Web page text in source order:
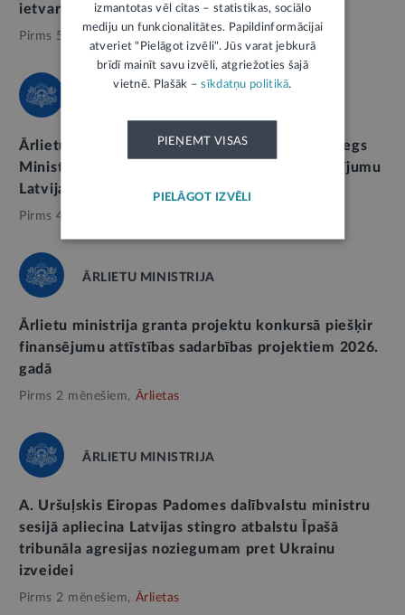
ietvars
Pirms 5 mēnešiem,
Ārlietu ministre diasporas organizācijām pasniegs
Ministru kabineta Atzinības rakstus par ieguldījumu
Latvijas valstiskuma stiprināšanā
Pirms 4 nedēļām,
ĀRLIETU MINISTRIJA
Ārlietu ministrija granta projektu konkursā piešķir
finansējumu attīstības sadarbības projektiem 2026.
gadā
Pirms 2 mēnešiem, Ārlietas
ĀRLIETU MINISTRIJA
A. Uršuļskis Eiropas Padomes dalībvalstu ministru
sesijā apliecina Latvijas stingro atbalstu Īpašā
tribunāla agresijas noziegumam pret Ukrainu
izveidei
Pirms 2 mēnešiem, Ārlietas
izmantotas vēl citas – statistikas, sociālo
mediju un funkcionalitātes. Papildinformācijai
atveriet "Pielāgot izvēli". Jūs varat jebkurā
brīdī mainīt savu izvēli, atgriežoties šajā
vietnē. Plašāk –sīkdatņu politikā.
PIEŅEMT VISAS
PIELĀGOT IZVĒLI